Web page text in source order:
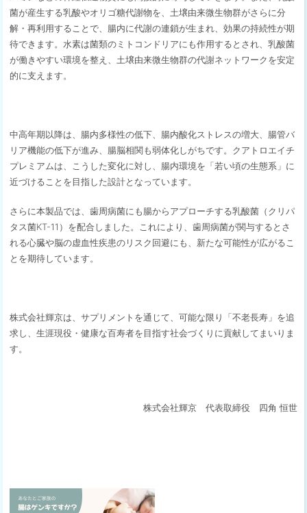
菌が産生する乳酸やオリゴ糖代謝物を、土壌由来微生物群がさらに分
解・再利用することで、腸内に代謝の連鎖が生まれ、効果の持続性が期
待できます。水素は菌類のミトコンドリアにも作用するとされ、乳酸菌
が働きやすい環境を整え、土壌由来微生物群の代謝ネットワークを安定
的に支えます。
中高年期以降は、腸内多様性の低下、腸内酸化ストレスの増大、腸管バ
リア機能の低下が進み、腸脳相関も弱体化しがちです。クアトロエイチ
プレミアムは、こうした変化に対し、腸内環境を「若い頃の生態系」に
近づけることを目指した設計となっています。
さらに本製品では、歯周病菌にも腸からアプローチする乳酸菌（クリパ
タス菌KT-11）を配合しました。これにより、歯周病菌が関与するとさ
れる心臓や脳の虚血性疾患のリスク回避にも、新たな可能性が広がるこ
とを期待しています。
株式会社輝京は、サプリメントを通じて、可能な限り「不老長寿」を追
求し、生涯現役・健康な百寿者を目指す社会づくりに貢献してまいりま
す。
株式会社輝京 代表取締役 四角 恒世